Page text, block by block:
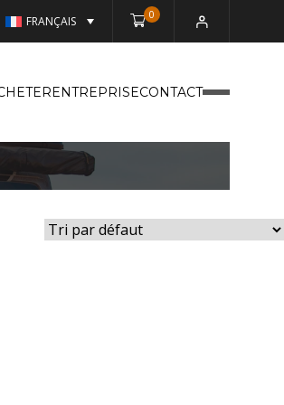
FRANÇAIS 0
ENTREPRISECONTACT